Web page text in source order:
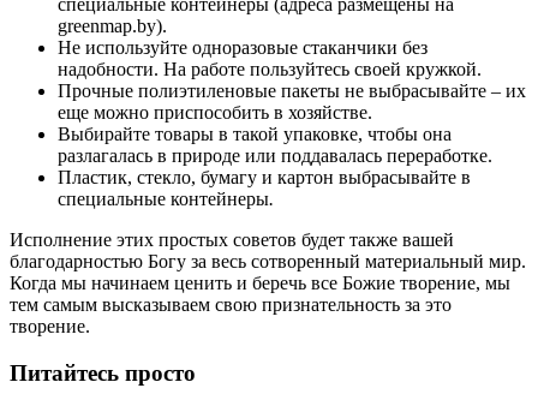
специальные контейнеры (адреса размещены на
greenmap.by).
Не используйте одноразовые стаканчики без
надобности. На работе пользуйтесь своей кружкой.
Прочные полиэтиленовые пакеты не выбрасывайте – их
еще можно приспособить в хозяйстве.
Выбирайте товары в такой упаковке, чтобы она
разлагалась в природе или поддавалась переработке.
Пластик, стекло, бумагу и картон выбрасывайте в
специальные контейнеры.
Исполнение этих простых советов будет также вашей
благодарностью Богу за весь сотворенный материальный мир.
Когда мы начинаем ценить и беречь все Божие творение, мы
тем самым высказываем свою признательность за это
творение.
Питайтесь просто